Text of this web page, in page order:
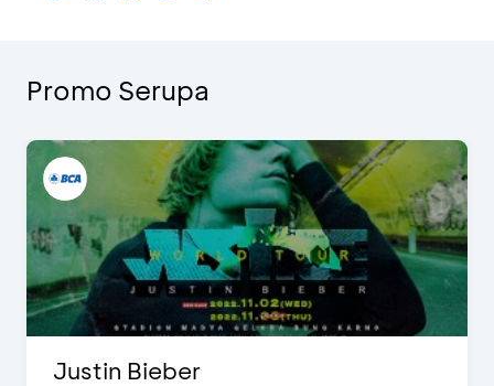
Promo Serupa
Justin Bieber